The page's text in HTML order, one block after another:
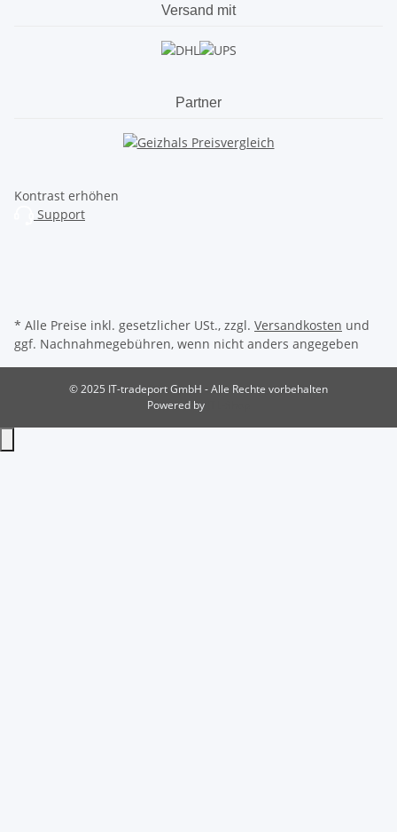
Versand mit
Partner
Kontrast erhöhen
Support
* Alle Preise inkl. gesetzlicher USt., zzgl. Versandkosten und
ggf. Nachnahmegebühren, wenn nicht anders angegeben
© 2025 IT-tradeport GmbH - Alle Rechte vorbehalten
Powered by